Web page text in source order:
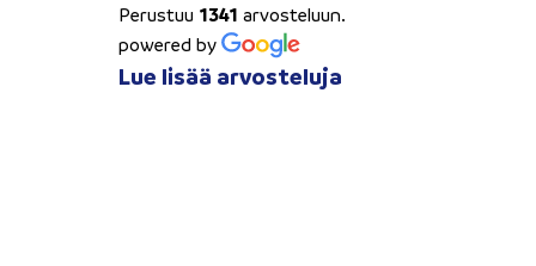
Perustuu 1341 arvosteluun.
powered by
Lue lisää arvosteluja